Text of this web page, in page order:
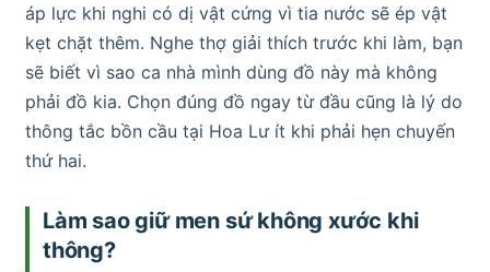
áp lực khi nghi có dị vật cứng vì tia nước sẽ ép vật
kẹt chặt thêm. Nghe thợ giải thích trước khi làm, bạn
sẽ biết vì sao ca nhà mình dùng đồ này mà không
phải đồ kia. Chọn đúng đồ ngay từ đầu cũng là lý do
thông tắc bồn cầu tại Hoa Lư ít khi phải hẹn chuyến
thứ hai.
Làm sao giữ men sứ không xước khi
thông?